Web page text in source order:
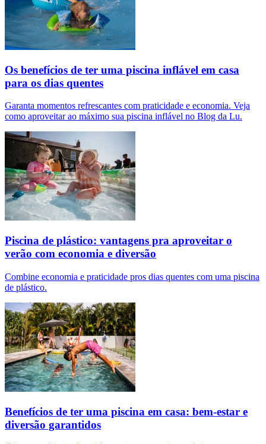
Os benefícios de ter uma piscina inflável em casa
para os dias quentes
Garanta momentos refrescantes com praticidade e economia. Veja
como aproveitar ao máximo sua piscina inflável no Blog da Lu.
Piscina de plástico: vantagens pra aproveitar o
verão com economia e diversão
Combine economia e praticidade pros dias quentes com uma piscina
de plástico.
Benefícios de ter uma piscina em casa: bem-estar e
diversão garantidos